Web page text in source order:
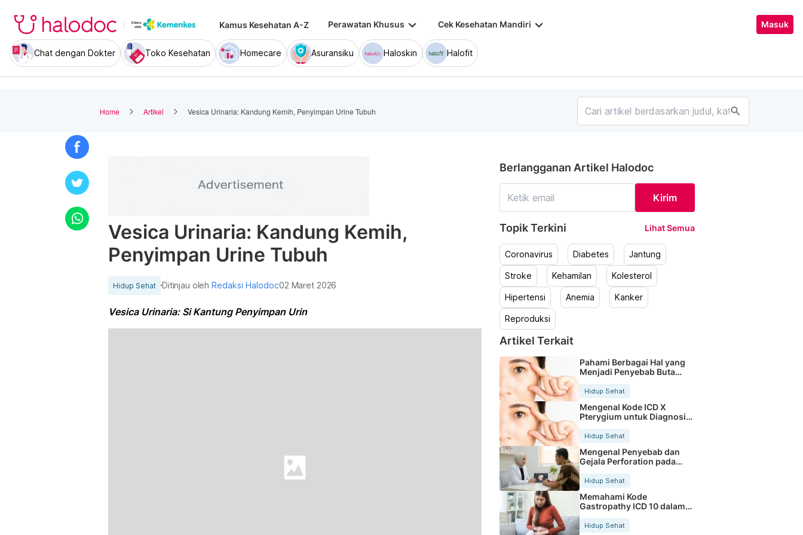
Kamus Kesehatan A-Z Perawatan Khusus keyboard_arrow_down Cek Kesehatan Mandiri keyboard_arrow_down Masuk
Chat dengan Dokter Toko Kesehatan Homecare Asuransiku Haloskin Halofit
Home Artikel Vesica Urinaria: Kandung Kemih, Penyimpan Urine Tubuh search
Vesica Urinaria: Kandung Kemih,
Penyimpan Urine Tubuh
Hidup Sehat Ditinjau olehRedaksi Halodoc02 Maret 2026
Vesica Urinaria: Si Kantung Penyimpan Urin
Berlangganan Artikel Halodoc
Kirim
Topik Terkini Lihat Semua
Coronavirus Diabetes Jantung
Stroke Kehamilan Kolesterol
Hipertensi Anemia Kanker
Reproduksi
Artikel Terkait
Pahami Berbagai Hal yang
Menjadi Penyebab Buta
Hidup Sehat
Mengenal Kode ICD X
Pterygium untuk Diagnosis
Hidup Sehat
Mengenal Penyebab dan
Gejala Perforation pada
Tubuh
Hidup Sehat
Memahami Kode
Gastropathy ICD 10 dalam
Rekam Medis Pasien
Hidup Sehat